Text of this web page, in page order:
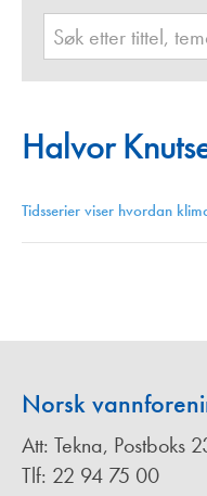
Halvor
Tidsserier viser hvordan
Norsk
Att: Tekna, Postboks
Tlf: 22 94 75 00